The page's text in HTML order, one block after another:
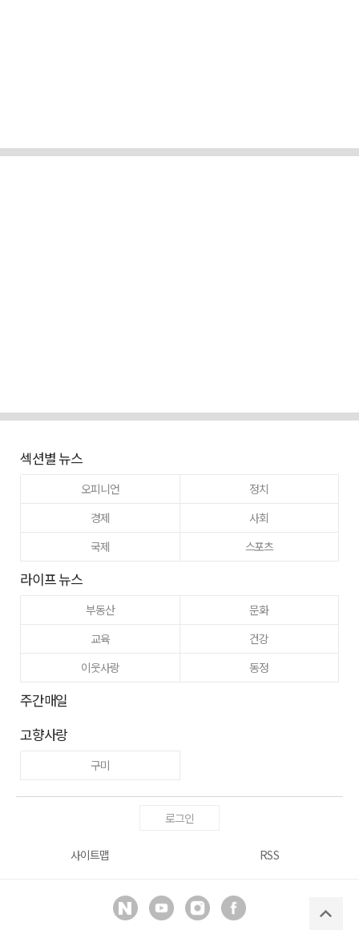
섹션별 뉴스
오피니언
정치
경제
사회
국제
스포츠
라이프 뉴스
부동산
문화
교육
건강
이웃사랑
동정
주간매일
고향사랑
구미
로그인
사이트맵 RSS